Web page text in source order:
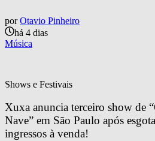
por Otavio Pinheiro
há 4 dias
Música
Shows e Festivais
Xuxa anuncia terceiro show de
Nave” em São Paulo após
ingressos à venda!